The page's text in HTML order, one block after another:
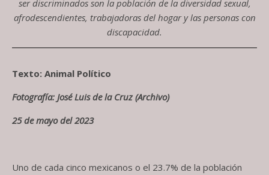
ser discriminados son la población de la diversidad sexual,
afrodescendientes, trabajadoras del hogar y las personas con
discapacidad.
Texto: Animal Político
Fotografía: José Luis de la Cruz (Archivo)
25 de mayo del 2023
Uno de cada cinco mexicanos o el 23.7% de la población